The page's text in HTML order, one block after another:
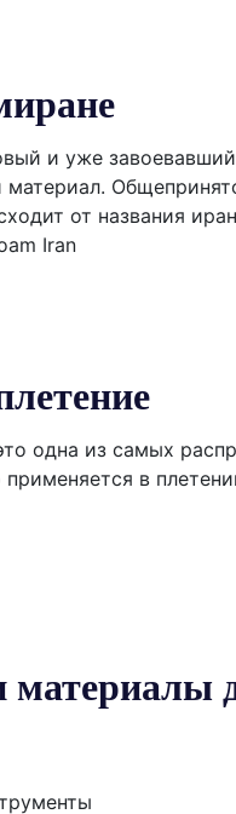
и уже
материал.
от названия
Iran
одна из самых
в